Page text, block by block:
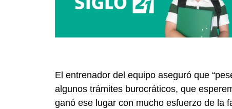
El entrenador del equipo aseguró que
algunos trámites burocráticos, que
ganó ese lugar con mucho esfuerzo de la